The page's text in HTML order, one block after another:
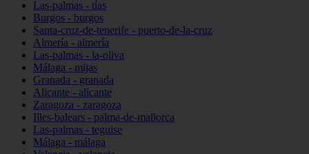
Las-palmas - tías
Burgos - burgos
Santa-cruz-de-tenerife - puerto-de-la-cruz
Almería - almería
Las-palmas - la-oliva
Málaga - mijas
Granada - granada
Alicante - alicante
Zaragoza - zaragoza
Illes-balears - palma-de-mallorca
Las-palmas - teguise
Málaga - málaga